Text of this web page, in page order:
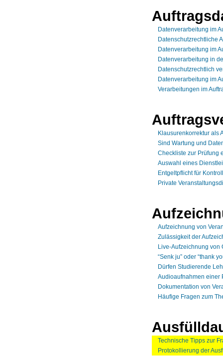
Datenverarbeitung im
Datenschutzrechtliche
Datenverarbeitung im
Datenverarbeitung in
Datenschutzrechtlich
Datenverarbeitung im
Verarbeitungen im
Klausurenkorrektur als
Sind Wartung und
Checkliste zur Prüfung
Auswahl eines
Entgeltpflicht für
Private
Aufzeichnung von
Zulässigkeit der
Live-Aufzeichnung von
“Senk ju” oder “thank
Dürfen Studierende
Audioaufnahmen einer
Dokumentation von
Häufige Fragen zum
Technische Tipps zur
Protokollierung der